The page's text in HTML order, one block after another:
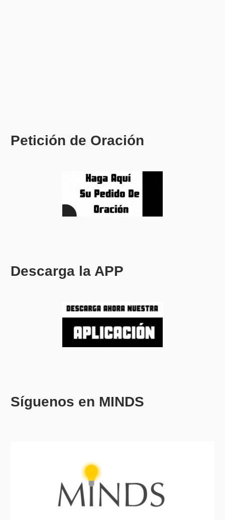
Petición de Oración
Descarga la APP
Síguenos en MINDS